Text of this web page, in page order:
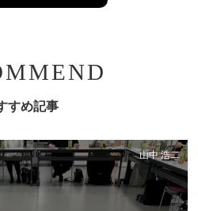
すめ記事
山中 浩二